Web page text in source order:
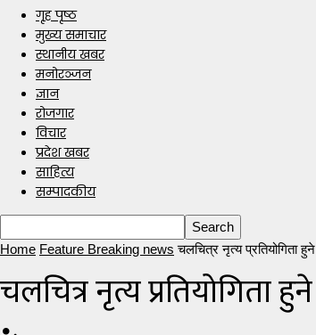
गृह पृष्ठ
मुख्य समाचार
स्थानीय खबर
मनोरञ्जन
ज्ञान
रोजगार
विचार
प्रदेश खबर
साहित्य
सम्पादकीय
Home Feature Breaking news चलचित्र नृत्य प्रतियोगिता हुने
चलचित्र नृत्य प्रतियोगिता हुने